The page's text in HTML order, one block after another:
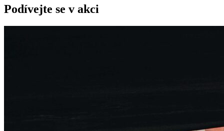
Podívejte se v akci